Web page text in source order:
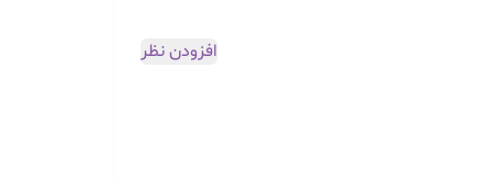
افزودن نظر